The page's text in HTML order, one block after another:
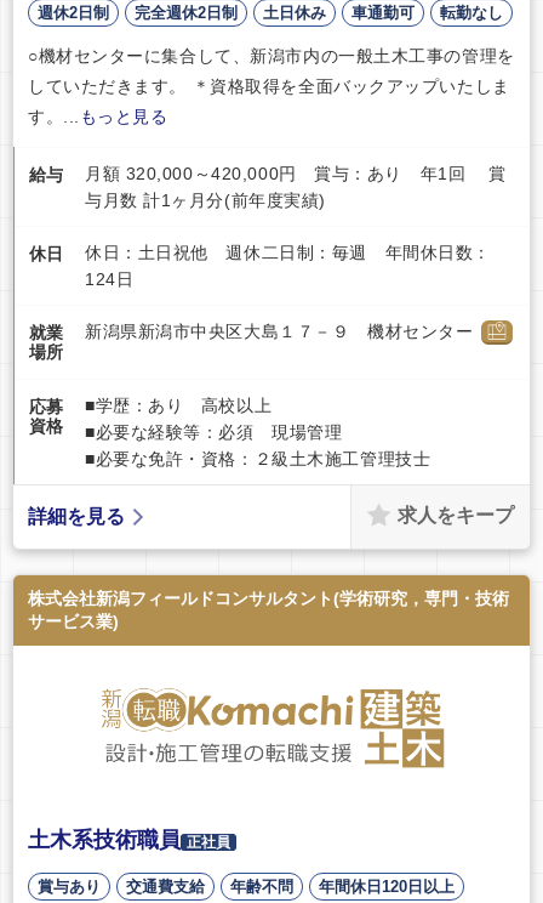
週休2日制
完全週休2日制 土日休み 車通勤可 転勤なし
○機材センターに集合して、新潟市内の一般土木工事の管理を
していただきます。 ＊資格取得を全面バックアップいたしま
す。...
もっと見る
給与
月額 320,000～420,000円 賞与：あり 年1回 賞
与月数 計1ヶ月分(前年度実績)
休日
休日：土日祝他 週休二日制：毎週 年間休日数：
124日
就業
場所
新潟県新潟市中央区大島１７－９ 機材センター
応募
資格
■学歴：あり 高校以上
■必要な経験等：必須 現場管理
■必要な免許・資格：２級土木施工管理技士
詳細を見る 求人をキープ
株式会社新潟フィールドコンサルタント(学術研究，専門・技術
サービス業)
土木系技術職員 正社員
賞与あり 交通費支給 年齢不問
年間休日120日以上